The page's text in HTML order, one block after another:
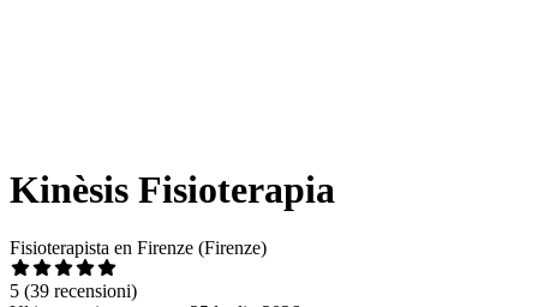
Kinèsis Fisioterapia
Fisioterapista en Firenze (Firenze)
5 (39 recensioni)